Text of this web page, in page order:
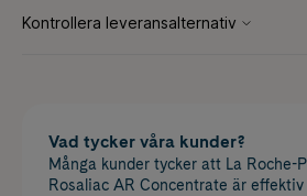
Vad tycker våra kunder?
Många kunder tycker att La Roche-
Rosaliac AR Concentrate är